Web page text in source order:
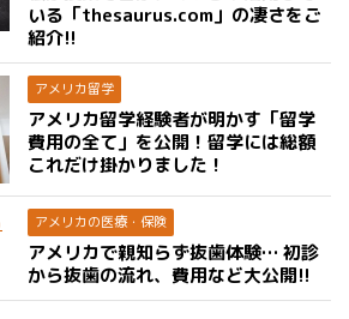
いる「thesaurus.com」の凄さをご
紹介!!
アメリカ留学
アメリカ留学経験者が明かす「留学
費用の全て」を公開！留学には総額
これだけ掛かりました！
アメリカの医療・保険
アメリカで親知らず抜歯体験… 初診
から抜歯の流れ、費用など大公開!!